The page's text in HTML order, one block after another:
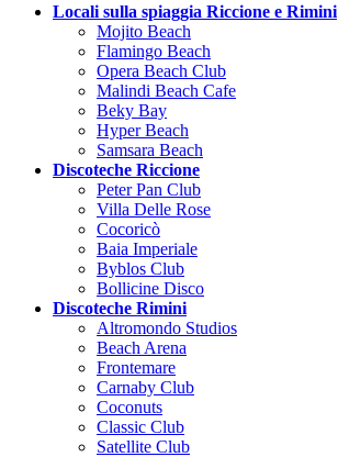
Locali sulla spiaggia Riccione e Rimini
Mojito Beach
Flamingo Beach
Opera Beach Club
Malindi Beach Cafe
Beky Bay
Hyper Beach
Samsara Beach
Discoteche Riccione
Peter Pan Club
Villa Delle Rose
Cocoricò
Baia Imperiale
Byblos Club
Bollicine Disco
Discoteche Rimini
Altromondo Studios
Beach Arena
Frontemare
Carnaby Club
Coconuts
Classic Club
Satellite Club